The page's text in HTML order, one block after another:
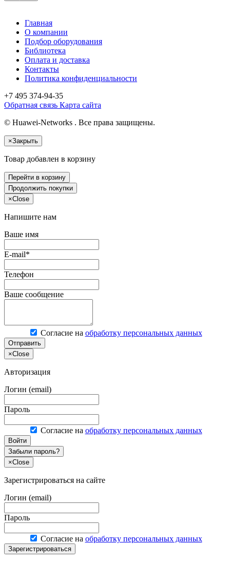
Главная
О компании
Подбор оборудования
Библиотека
Оплата и доставка
Контакты
Политика конфиденциальности
+7 495 374-94-35
Обратная связь Карта сайта
© Huawei-Networks . Все права защищены.
×Закрыть
Товар добавлен в корзину
Перейти в корзину
Продолжить покупки
×Close
Напишите нам
Ваше имя
E-mail*
Телефон
Ваше сообщение
Согласие на обработку персональных данных
Отправить
×Close
Авторизация
Логин (email)
Пароль
Согласие на обработку персональных данных
Войти
Забыли пароль?
×Close
Зарегистрироваться на сайте
Логин (email)
Пароль
Согласие на обработку персональных данных
Зарегистрироваться